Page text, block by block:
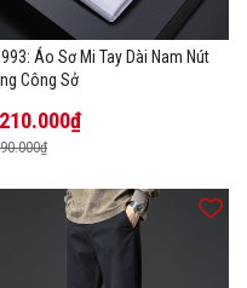
Áo Sơ Mi Tay Dài Nam Nút
Công Sở